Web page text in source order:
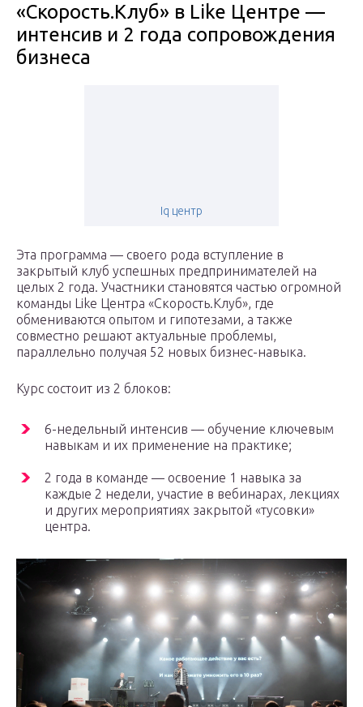
«Скорость.Клуб» в Like Центре —
интенсив и 2 года сопровождения
бизнеса
Iq центр
Эта программа — своего рода вступление в
закрытый клуб успешных предпринимателей на
целых 2 года. Участники становятся частью огромной
команды Like Центра «Скорость.Клуб», где
обмениваются опытом и гипотезами, а также
совместно решают актуальные проблемы,
параллельно получая 52 новых бизнес-навыка.
Курс состоит из 2 блоков:
6-недельный интенсив — обучение ключевым
навыкам и их применение на практике;
2 года в команде — освоение 1 навыка за
каждые 2 недели, участие в вебинарах, лекциях
и других мероприятиях закрытой «тусовки»
центра.